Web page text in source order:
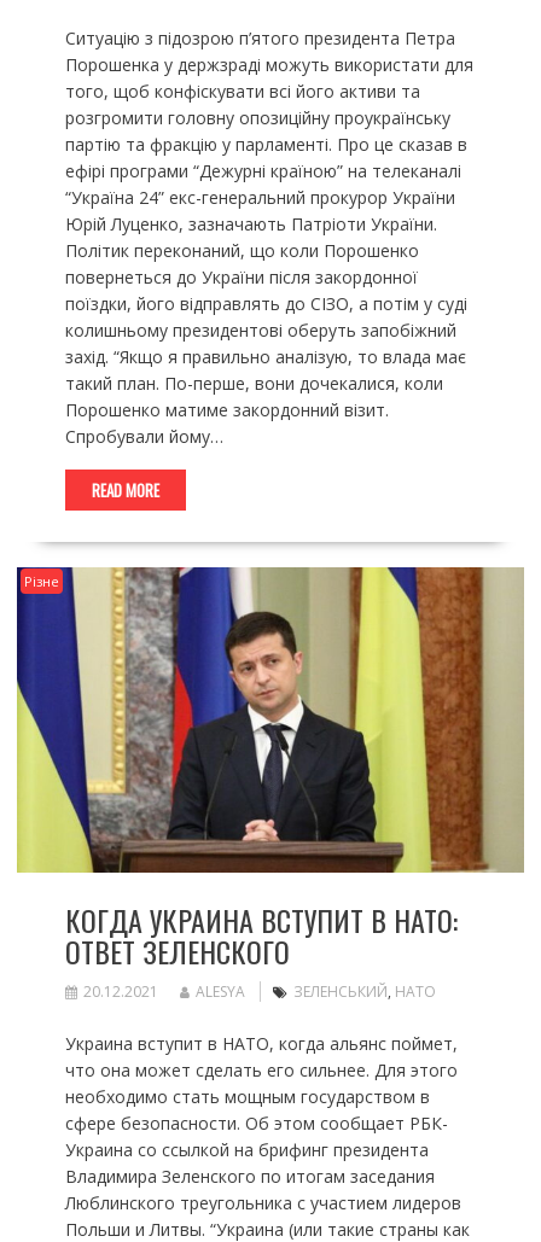
Ситуацію з підозрою п’ятого президента Петра
Порошенка у держзраді можуть використати для
того, щоб конфіскувати всі його активи та
розгромити головну опозиційну проукраїнську
партію та фракцію у парламенті. Про це сказав в
ефірі програми “Дежурні країною” на телеканалі
“Україна 24” екс-генеральний прокурор України
Юрій Луценко, зазначають Патріоти України.
Політик переконаний, що коли Порошенко
повернеться до України після закордонної
поїздки, його відправлять до СІЗО, а потім у суді
колишньому президентові оберуть запобіжний
захід. “Якщо я правильно аналізую, то влада має
такий план. По-перше, вони дочекалися, коли
Порошенко матиме закордонний візит.
Спробували йому…
READ MORE
Різне
КОГДА УКРАИНА ВСТУПИТ В НАТО:
ОТВЕТ ЗЕЛЕНСКОГО
20.12.2021 ALESYA ЗЕЛЕНСЬКИЙ, НАТО
Украина вступит в НАТО, когда альянс поймет,
что она может сделать его сильнее. Для этого
необходимо стать мощным государством в
сфере безопасности. Об этом сообщает РБК-
Украина со ссылкой на брифинг президента
Владимира Зеленского по итогам заседания
Люблинского треугольника с участием лидеров
Польши и Литвы. “Украина (или такие страны как